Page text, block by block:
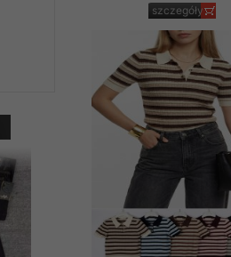
szczegóły
Sklep nie
chyba że dzieje się
prawa organów
Nasz Sklep
przez nasz serwer i
jego indywidualnych
opcję przyjmowania
może wpłynąć na
Klienta przechowują
• sesji
• ostatnio